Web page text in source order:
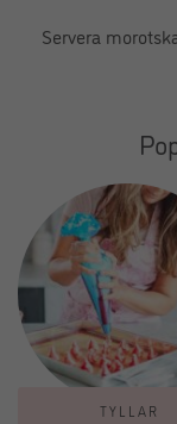
Servera
TYLLAR